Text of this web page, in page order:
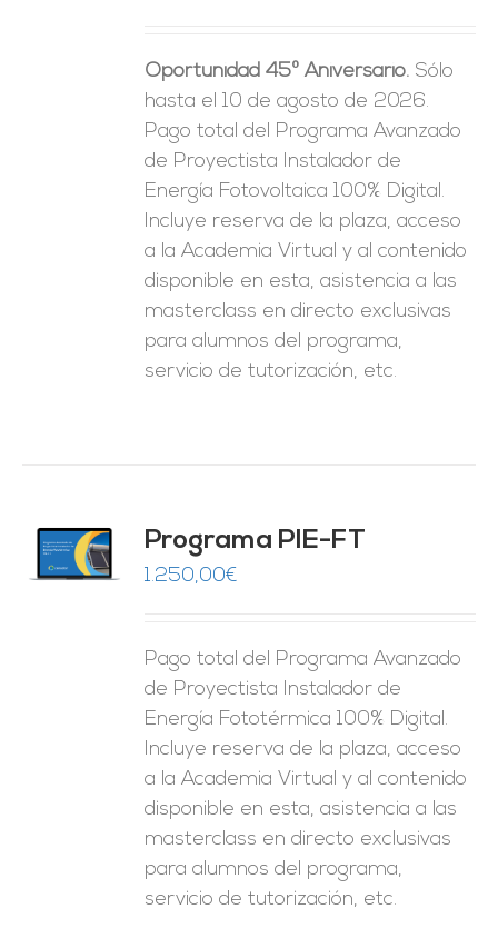
era:
1.250,00€.
es:
625,00€.
Oportunidad 45º Aniversario. Sólo
hasta el 10 de agosto de 2026.
Pago total del Programa Avanzado
de Proyectista Instalador de
Energía Fotovoltaica 100% Digital.
Incluye reserva de la plaza, acceso
a la Academia Virtual y al contenido
disponible en esta, asistencia a las
masterclass en directo exclusivas
para alumnos del programa,
servicio de tutorización, etc.
Programa PIE-FT
1.250,00€
Pago total del Programa Avanzado
de Proyectista Instalador de
Energía Fototérmica 100% Digital.
Incluye reserva de la plaza, acceso
a la Academia Virtual y al contenido
disponible en esta, asistencia a las
masterclass en directo exclusivas
para alumnos del programa,
servicio de tutorización, etc.